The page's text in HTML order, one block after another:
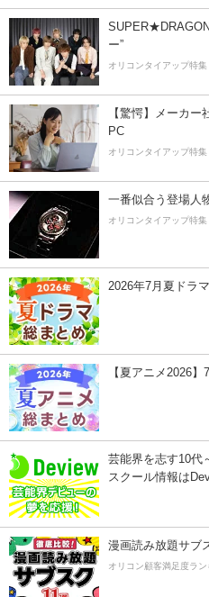
ー”
オリコンタイアップ特集
【驚愕】メーカ
PC
オリコンタイアップ特集
一番似合う登場人
オリコンタイアップ特集
2026年7月夏ドラ
【夏アニメ2026
芸能界を志す10代
スクール情報は
漫画読み放題サブ
オリコン顧客満足度ラ